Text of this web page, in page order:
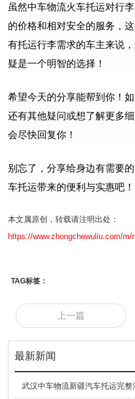
虽然中车物流火车托运对行
的价格和相对安全的服务，
有托运行李需求的车主来说
疑是一个明智的选择！
希望今天的分享能帮到你！
还有其他疑问或想了解更多
会尽快回复你！
别忘了，分享给身边有需要
车托运带来的便利与实惠吧！
本文属原创，转载请注明出处：
https://www.zhongchewuliu.com/m/
TAG标签：
上一篇
最新新闻
武汉中车物流新疆汽车托运完